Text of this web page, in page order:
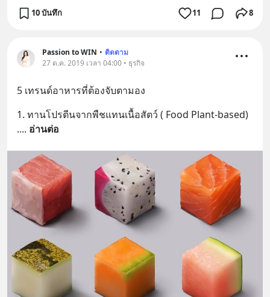
10 บันทึก 11 8
Passion to WIN • ติดตาม
27 ต.ค. 2019 เวลา 04:00 • ธุรกิจ
5 เทรนด์อาหารที่ต้องจับตามอง
1. ทานโปรตีนจากพืชแทนเนื้อสัตว์ ( Food Plant-based)
.... อ่านต่อ